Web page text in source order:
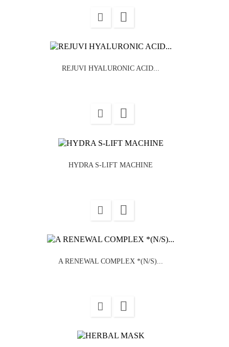

REJUVI HYALURONIC ACID...

HYDRA S-LIFT MACHINE

A RENEWAL COMPLEX *(N/S)...
